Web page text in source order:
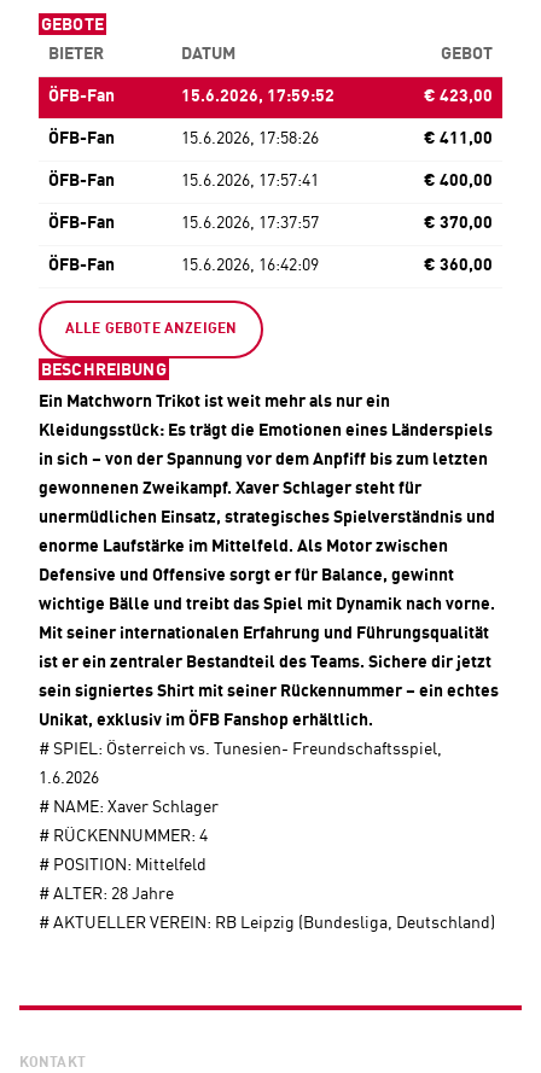
GEBOTE
BIETER
DATUM GEBOT
ÖFB-Fan 15.6.2026, 17:59:52 € 423,00
ÖFB-Fan 15.6.2026, 17:58:26 € 411,00
ÖFB-Fan 15.6.2026, 17:57:41 € 400,00
ÖFB-Fan 15.6.2026, 17:37:57 € 370,00
ÖFB-Fan 15.6.2026, 16:42:09 € 360,00
ÖFB-Fan 15.6.2026, 16:34:07
ALLE GEBOTE ANZEIGEN
BESCHREIBUNG
Ein Matchworn Trikot ist weit mehr als nur ein
Kleidungsstück: Es trägt die Emotionen eines Länderspiels
in sich – von der Spannung vor dem Anpfiff bis zum letzten
gewonnenen Zweikampf. Xaver Schlager steht für
unermüdlichen Einsatz, strategisches Spielverständnis und
enorme Laufstärke im Mittelfeld. Als Motor zwischen
Defensive und Offensive sorgt er für Balance, gewinnt
wichtige Bälle und treibt das Spiel mit Dynamik nach vorne.
Mit seiner internationalen Erfahrung und Führungsqualität
ist er ein zentraler Bestandteil des Teams. Sichere dir jetzt
sein signiertes Shirt mit seiner Rückennummer – ein echtes
Unikat, exklusiv im ÖFB Fanshop erhältlich.
# SPIEL: Österreich vs. Tunesien- Freundschaftsspiel,
1.6.2026
# NAME: Xaver Schlager
# RÜCKENNUMMER: 4
# POSITION: Mittelfeld
# ALTER: 28 Jahre
# AKTUELLER VEREIN: RB Leipzig (Bundesliga, Deutschland)
KONTAKT